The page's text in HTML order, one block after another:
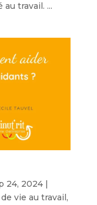
travail. ...
24, 2024|
vie au travail,